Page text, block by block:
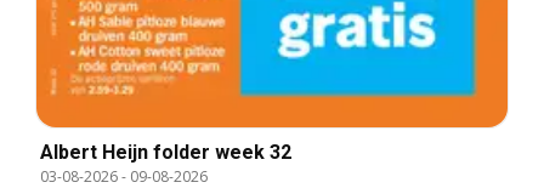
Albert Heijn folder week 32
03-08-2026- 09-08-2026